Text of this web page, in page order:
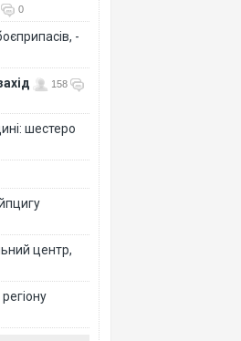
0
-
158
шестеро
центр,